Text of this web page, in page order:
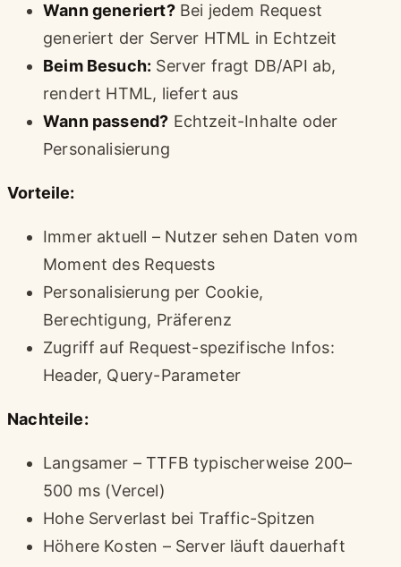
Wann generiert?Bei jedem Request
generiert der Server HTML in Echtzeit
Beim Besuch: Server fragt DB/API ab,
rendert HTML, liefert aus
Wann passend? Echtzeit-Inhalte oder
Personalisierung
Vorteile:
Immer aktuell – Nutzer sehen Daten vom
Moment des Requests
Personalisierung per Cookie,
Berechtigung, Präferenz
Zugriff auf Request-spezifische Infos:
Header, Query-Parameter
Nachteile:
Langsamer – TTFB typischerweise 200–
500 ms (Vercel)
Hohe Serverlast bei Traffic-Spitzen
Höhere Kosten – Server läuft dauerhaft